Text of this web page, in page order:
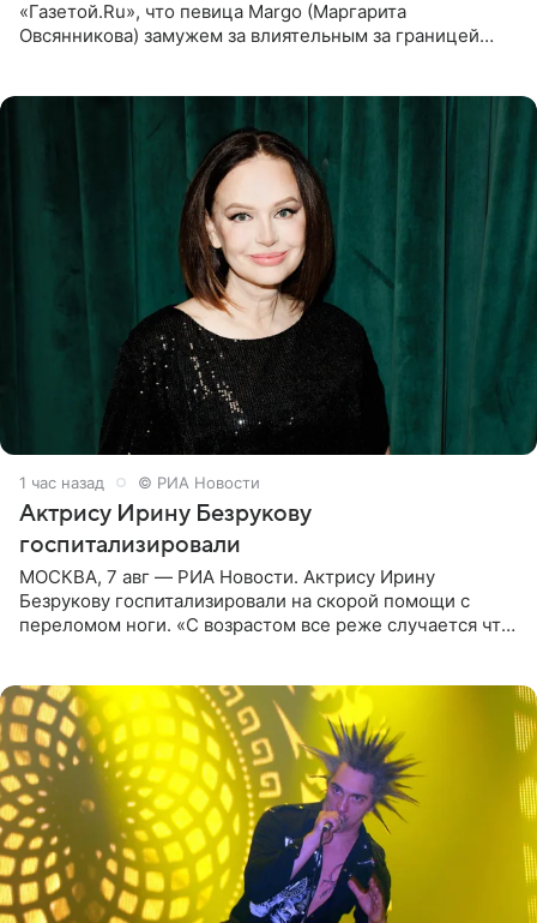
«Газетой.Ru», что певица Margo (Маргарита
Овсянникова) замужем за влиятельным за границей
1 час назад © РИА Новости
Актрису Ирину Безрукову
госпитализировали
МОСКВА, 7 авг — РИА Новости. Актрису Ирину
Безрукову госпитализировали на скорой помощи с
переломом ноги. «С возрастом все реже случается что-